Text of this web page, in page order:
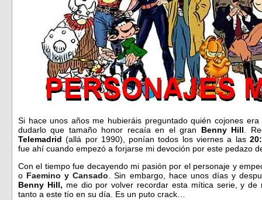
Si hace unos años me hubieráis preguntado quién cojones
dudarlo que tamaño honor recaía en el gran Benny Hill.
Telemadrid (allá por 1990), ponían todos los viernes a las
fue ahí cuando empezó a forjarse mi devoción por este pedazo
Con el tiempo fue decayendo mi pasión por el personaje y
o Faemino y Cansado. Sin embargo, hace unos días y
Benny Hill, me dio por volver recordar esta mítica serie, y
tanto a este tío en su día. Es un puto crack…